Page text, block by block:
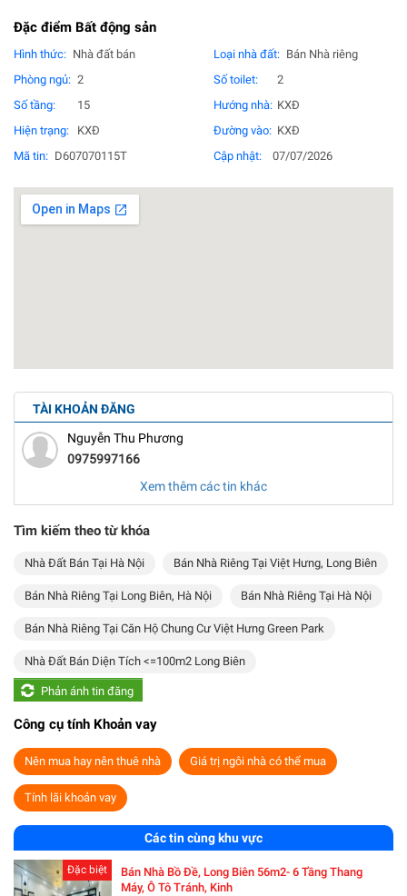
Đặc điểm Bất động sản
Hình thức: Nhà đất bán Loại nhà đất: Bán Nhà riêng
Phòng ngủ: 2 Số toilet:
2
Số tầng:
15 Hướng nhà: KXĐ
Hiện trạng:
KXĐ Đường vào: KXĐ
Mã tin: D607070115T Cập nhật: 07/07/2026
TÀI KHOẢN ĐĂNG
Nguyễn Thu Phương
0975997166
Xem thêm các tin khác
Tìm kiếm theo từ khóa
Nhà Đất Bán Tại Hà Nội Bán Nhà Riêng Tại Việt Hưng, Long Biên
Bán Nhà Riêng Tại Long Biên, Hà Nội Bán Nhà Riêng Tại Hà Nội
Bán Nhà Riêng Tại Căn Hộ Chung Cư Việt Hưng Green Park
Nhà Đất Bán Diện Tích <=100m2 Long Biên
Phản ánh tin đăng
Công cụ tính Khoản vay
Nên mua hay nên thuê nhà Giá trị ngôi nhà có thể mua
Tính lãi khoản vay
Các tin cùng khu vực
Đặc biệt
Bán Nhà Bồ Đề, Long Biên 56m2- 6 Tầng Thang
Máy, Ô Tô Tránh, Kinh